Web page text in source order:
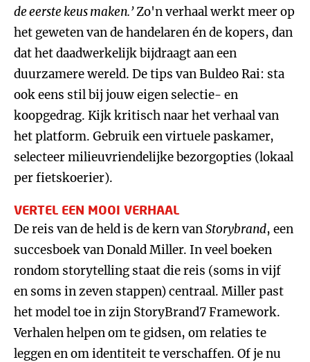
de eerste keus maken.’Zo'n verhaal werkt meer op
het geweten van de handelaren én de kopers, dan
dat het daadwerkelijk bijdraagt aan een
duurzamere wereld. De tips van Buldeo Rai: sta
ook eens stil bij jouw eigen selectie- en
koopgedrag. Kijk kritisch naar het verhaal van
het platform. Gebruik een virtuele paskamer,
selecteer milieuvriendelijke bezorgopties (lokaal
per fietskoerier).
VERTEL EEN MOOI VERHAAL
De reis van de held is de kern vanStorybrand, een
succesboek van Donald Miller. In veel boeken
rondom storytelling staat die reis (soms in vijf
en soms in zeven stappen) centraal. Miller past
het model toe in zijn StoryBrand7 Framework.
Verhalen helpen om te gidsen, om relaties te
leggen en om identiteit te verschaffen. Of je nu